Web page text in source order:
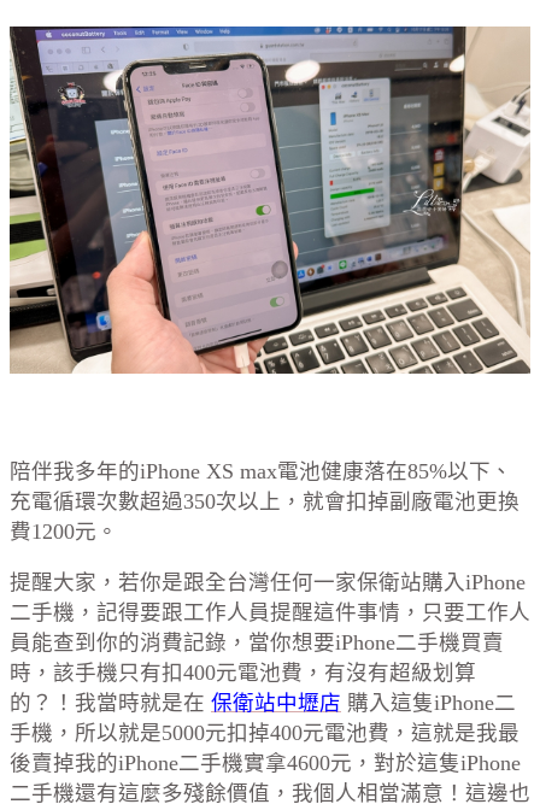
陪伴我多年的iPhone XS max電池健康落在85%以下、
充電循環次數超過350次以上，就會扣掉副廠電池更換
費1200元。
提醒大家，若你是跟全台灣任何一家保衛站購入iPhone
二手機，記得要跟工作人員提醒這件事情，只要工作人
員能查到你的消費記錄，當你想要iPhone二手機買賣
時，該手機只有扣400元電池費，有沒有超級划算
的？！我當時就是在 保衛站中壢店 購入這隻iPhone二
手機，所以就是5000元扣掉400元電池費，這就是我最
後賣掉我的iPhone二手機實拿4600元，對於這隻iPhone
二手機還有這麼多殘餘價值，我個人相當滿意！這邊也